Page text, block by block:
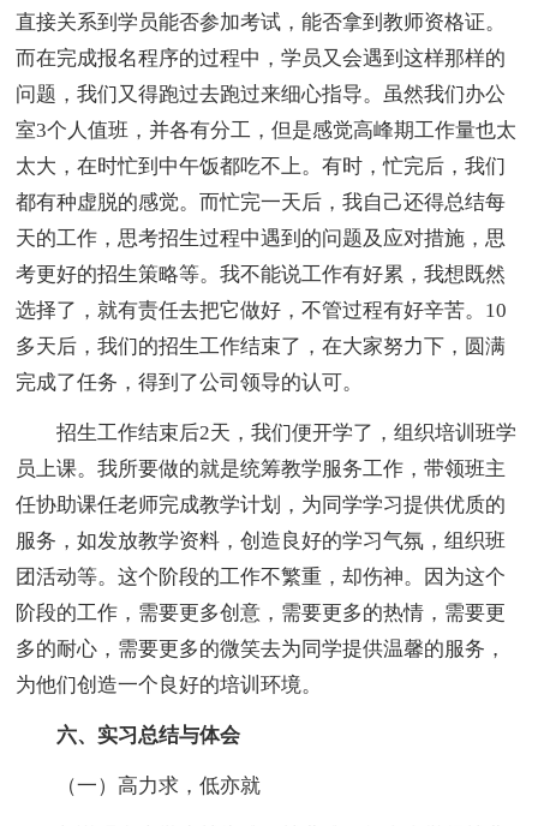
直接关系到学员能否参加考试，能否拿到教师资格证。
而在完成报名程序的过程中，学员又会遇到这样那样的
问题，我们又得跑过去跑过来细心指导。虽然我们办公
室3个人值班，并各有分工，但是感觉高峰期工作量也太
太大，在时忙到中午饭都吃不上。有时，忙完后，我们
都有种虚脱的感觉。而忙完一天后，我自己还得总结每
天的工作，思考招生过程中遇到的问题及应对措施，思
考更好的招生策略等。我不能说工作有好累，我想既然
选择了，就有责任去把它做好，不管过程有好辛苦。10
多天后，我们的招生工作结束了，在大家努力下，圆满
完成了任务，得到了公司领导的认可。
招生工作结束后2天，我们便开学了，组织培训班学
员上课。我所要做的就是统筹教学服务工作，带领班主
任协助课任老师完成教学计划，为同学学习提供优质的
服务，如发放教学资料，创造良好的学习气氛，组织班
团活动等。这个阶段的工作不繁重，却伤神。因为这个
阶段的工作，需要更多创意，需要更多的热情，需要更
多的耐心，需要更多的微笑去为同学提供温馨的服务，
为他们创造一个良好的培训环境。
六、实习总结与体会
（一）高力求，低亦就